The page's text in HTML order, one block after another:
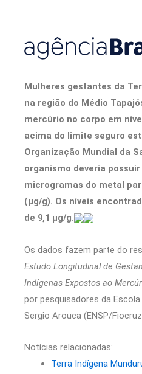
Mulheres gestantes da
na região do Médio
mercúrio no corpo em
acima do limite seguro
Organização Mundial da
organismo deveria
microgramas do metal
(µg/g). Os níveis
de 9,1 µg/g.
Os dados fazem parte do
Estudo Longitudinal de
Indígenas Expostos ao
por pesquisadores da
Sergio Arouca (ENSP/
Notícias relacionadas:
Terra Indígena